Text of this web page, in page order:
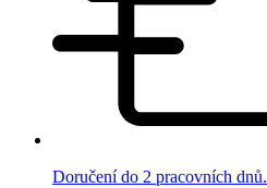
Doručení do 2 pracovních dnů.